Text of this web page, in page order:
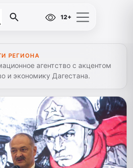
12+
РЕГИОНА
агентство с акцентом
и экономику Дагестана.